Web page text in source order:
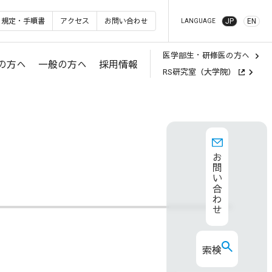
規定・手順書 アクセス お問い合わせ LANGUAGE JP EN
方へ 一般の方へ 採用情報
医学部生・研修医の方へ
RS研究室（大学院）
お問い合わせ
検索